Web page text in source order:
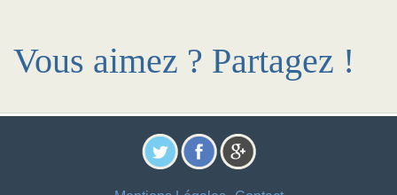
Vous aimez ? Partagez !